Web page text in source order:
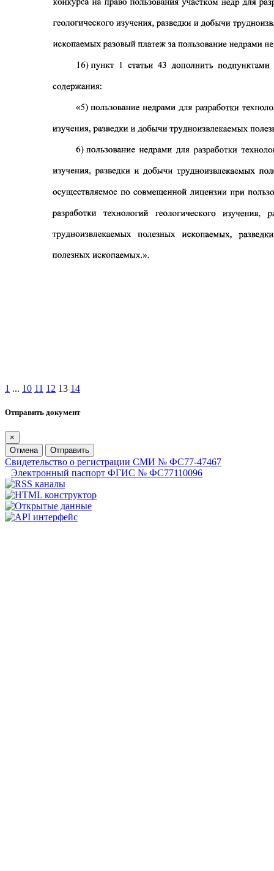
1 ... 10 11 12 13 14
Отправить документ
×
Отмена
Отправить
Свидетельство о регистрации СМИ № ФС77-47467
Электронный паспорт ФГИС № ФС77110096